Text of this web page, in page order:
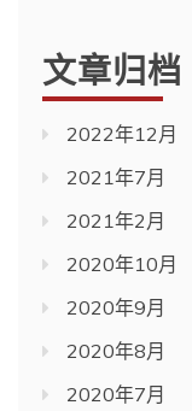
文章归档
2022年12月
2021年7月
2021年2月
2020年10月
2020年9月
2020年8月
2020年7月